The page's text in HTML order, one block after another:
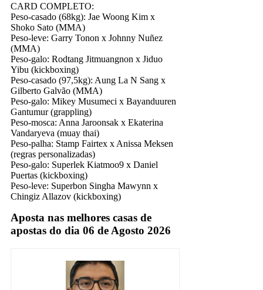
CARD COMPLETO:
Peso-casado (68kg): Jae Woong Kim x
Shoko Sato (MMA)
Peso-leve: Garry Tonon x Johnny Nuñez
(MMA)
Peso-galo: Rodtang Jitmuangnon x Jiduo
Yibu (kickboxing)
Peso-casado (97,5kg): Aung La N Sang x
Gilberto Galvão (MMA)
Peso-galo: Mikey Musumeci x Bayanduuren
Gantumur (grappling)
Peso-mosca: Anna Jaroonsak x Ekaterina
Vandaryeva (muay thai)
Peso-palha: Stamp Fairtex x Anissa Meksen
(regras personalizadas)
Peso-galo: Superlek Kiatmoo9 x Daniel
Puertas (kickboxing)
Peso-leve: Superbon Singha Mawynn x
Chingiz Allazov (kickboxing)
Aposta nas melhores casas de
apostas do dia 06 de Agosto 2026